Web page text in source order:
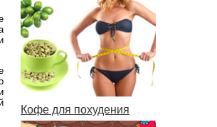
Кофе для похудения